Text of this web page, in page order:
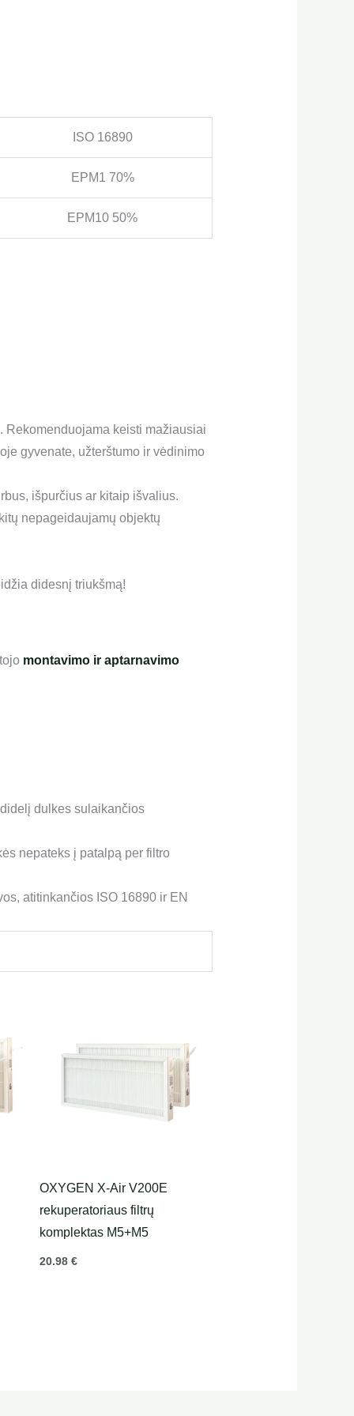
ISO 16890
EPM1 70%
EPM10 50%
Rekomenduojama keisti mažiausiai
gyvenate, užterštumo ir vėdinimo
išpurčius ar kitaip išvalius.
nepageidaujamų objektų
didesnį triukšmą!
montavimo ir aptarnavimo
dulkes sulaikančios
nepateks į patalpą per filtro
atitinkančios ISO 16890 ir EN
OXYGEN X-Air V200E
rekuperatoriaus filtrų
komplektas M5+M5
20.98 €